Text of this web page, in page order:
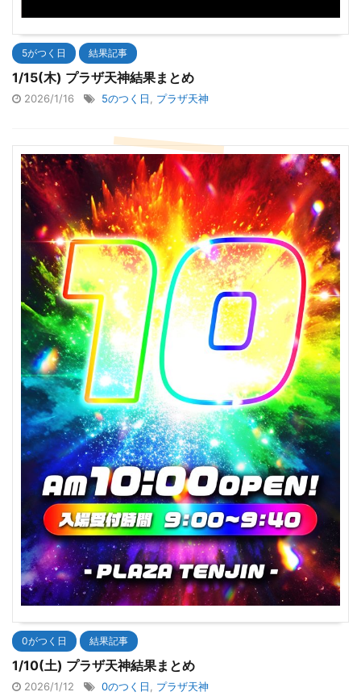
5がつく日 結果記事
1/15(木) プラザ天神結果まとめ
2026/1/16 5のつく日 プラザ天神
0がつく日 結果記事
1/10(土) プラザ天神結果まとめ
2026/1/12 0のつく日 プラザ天神